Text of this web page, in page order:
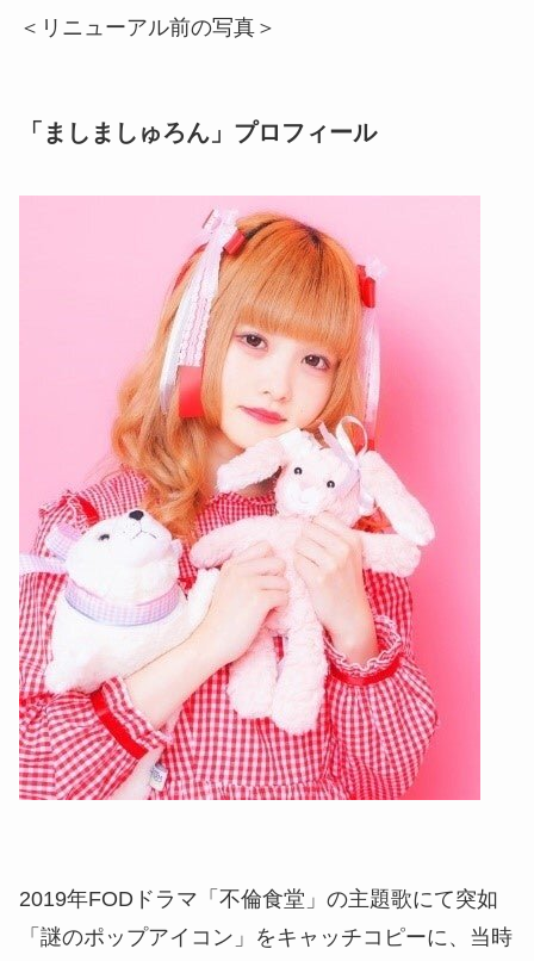
＜リニューアル前の写真＞
「ましましゅろん」プロフィール
2019年FODドラマ「不倫食堂」の主題歌にて突如
「謎のポップアイコン」をキャッチコピーに、当時